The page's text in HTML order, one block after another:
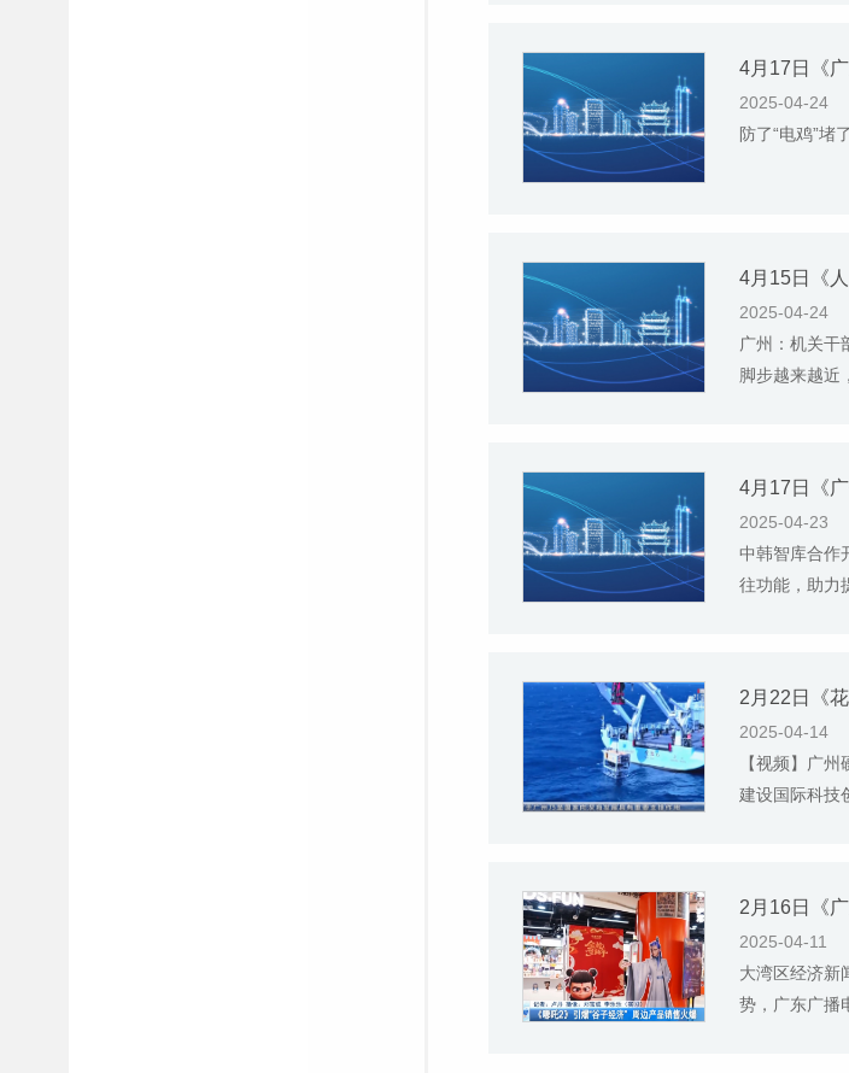
4月17日《
2025-04-24
防了“电鸡”堵
4月15日《
2025-04-24
广州：机关干
脚步越来越近
2025-04-23
中韩智库合作
往功能，助力
2月22日《
2025-04-14
【视频】广
建设国际科技
2月16日《
2025-04-11
大湾区经济新
势，广东广播